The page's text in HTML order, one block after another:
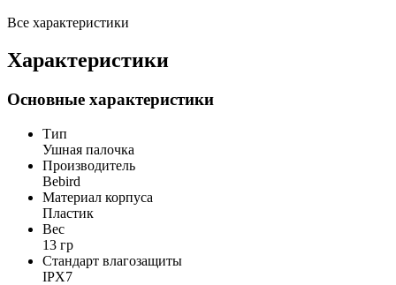
Все характеристики
Характеристики
Основные характеристики
Тип
Ушная палочка
Производитель
Bebird
Материал корпуса
Пластик
Вес
13 гр
Стандарт влагозащиты
IPX7